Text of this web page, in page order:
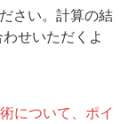
さい。計算の結
せいただくよ
について、ポイ